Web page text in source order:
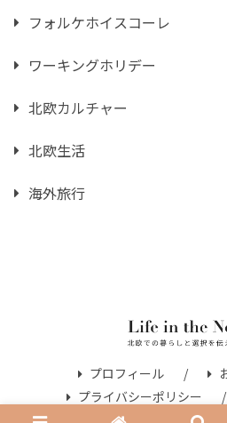
フォルケホイスコーレ
ワーキングホリデー
北欧カルチャー
北欧生活
海外旅行
プロフィール
プライバシーポリシー